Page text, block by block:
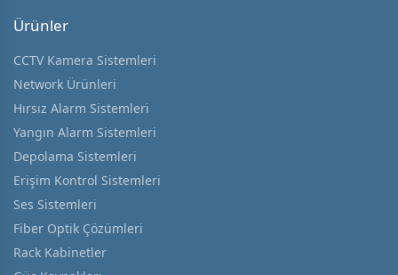
Ürünler
CCTV Kamera Sistemleri
Network Ürünleri
Hırsız Alarm Sistemleri
Yangın Alarm Sistemleri
Depolama Sistemleri
Erişim Kontrol Sistemleri
Ses Sistemleri
Fiber Optik Çözümleri
Rack Kabinetler